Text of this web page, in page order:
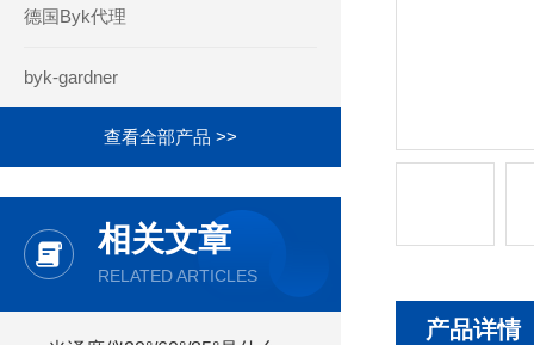
德国Byk代理
byk-gardner
查看全部产品 >>
相关文章
RELATED ARTICLES
产品详情